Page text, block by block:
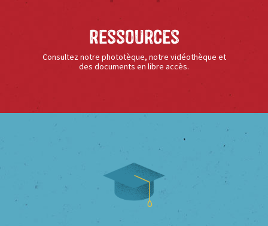
Ressources
Consultez notre phototèque, notre vidéothèque et
des documents en libre accès.